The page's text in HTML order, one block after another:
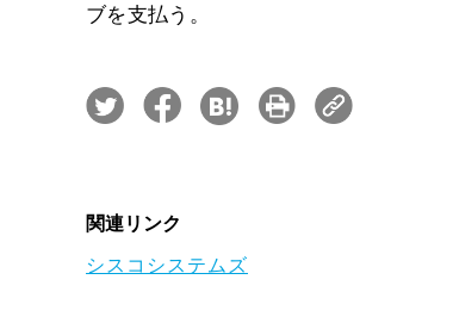
ブを支払う。
関連リンク
シスコシステムズ